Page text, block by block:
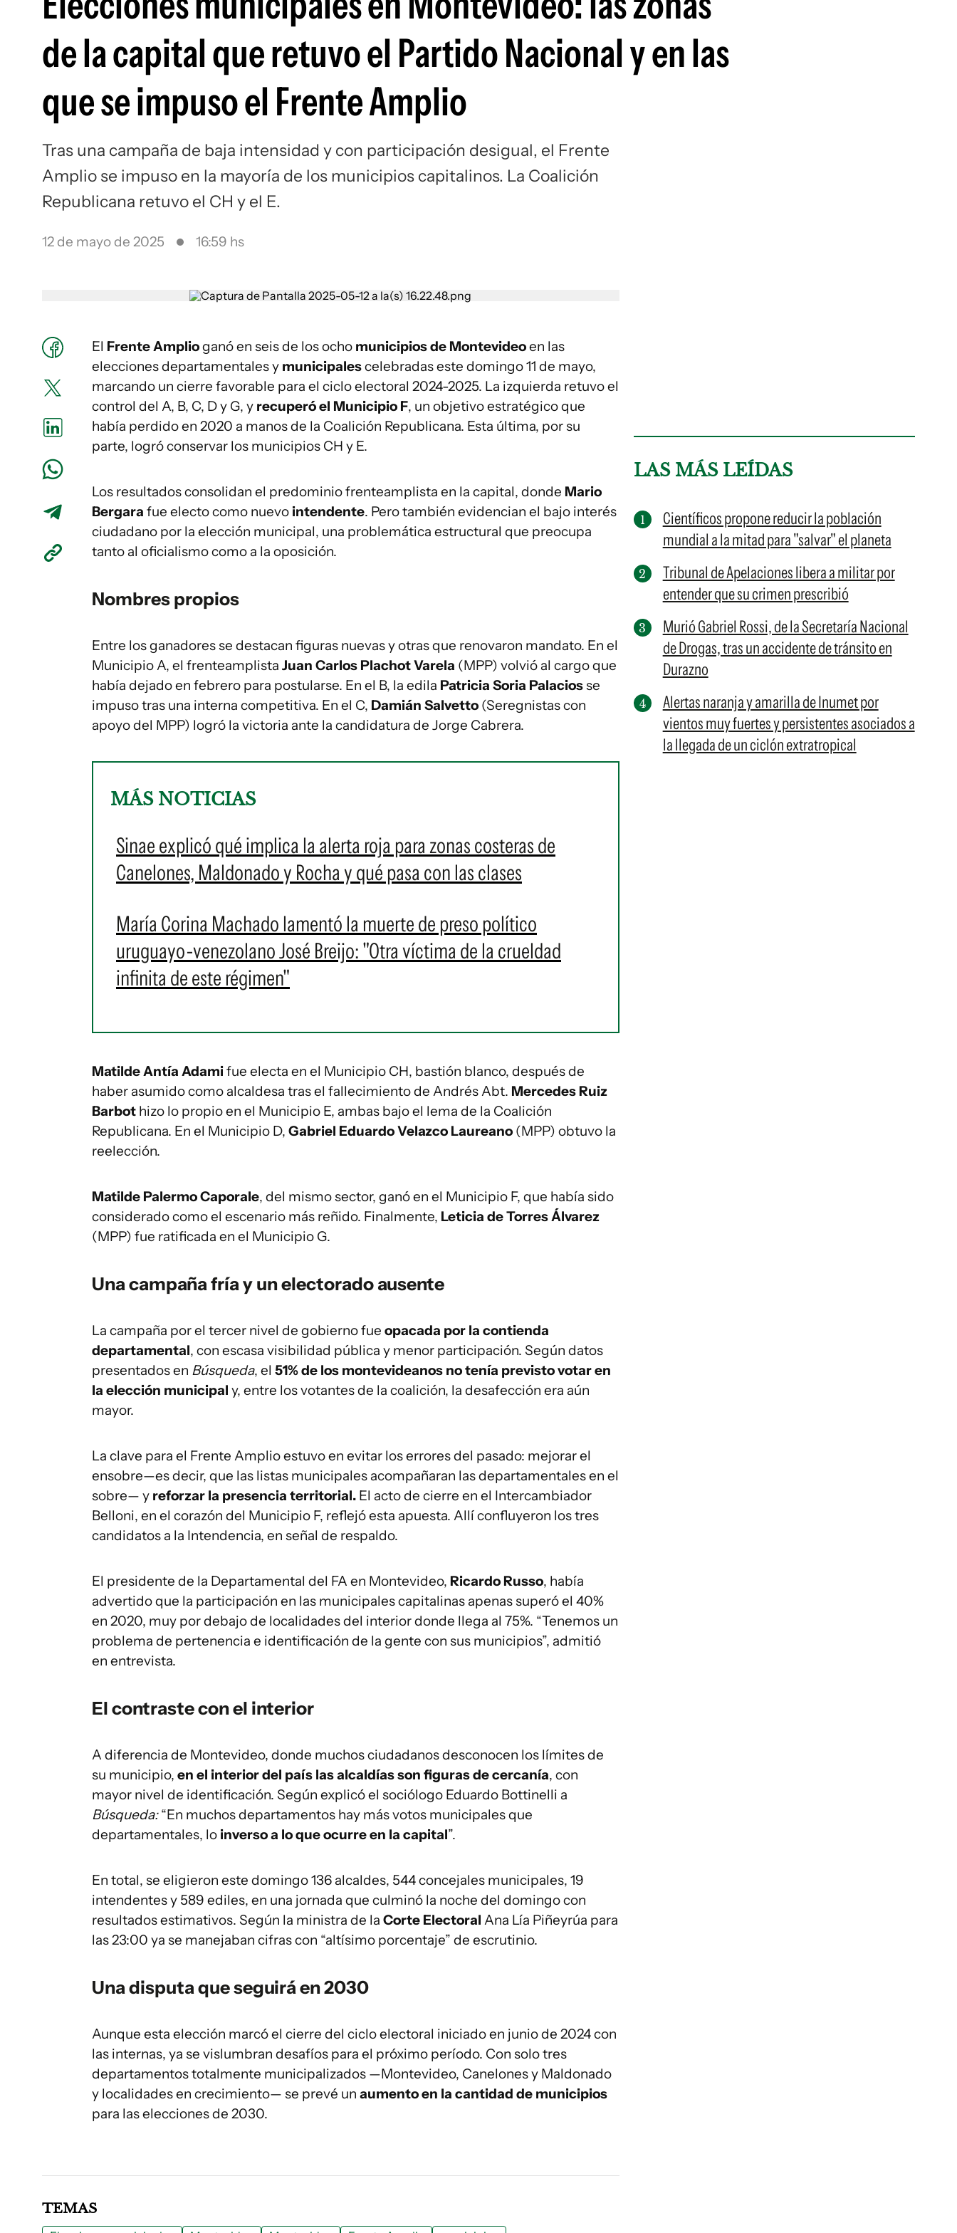
de la capital que retuvo el Partido Nacional y en las
que se impuso el Frente Amplio
Tras una campaña de baja intensidad y con participación desigual, el Frente
Amplio se impuso en la mayoría de los municipios capitalinos. La Coalición
Republicana retuvo el CH y el E.
12 de mayo de 2025 16:59 hs
El Frente Amplioganó en seis de los ocho municipios de Montevideoen las
elecciones departamentales y municipalescelebradas este domingo 11 de mayo,
marcando un cierre favorable para el ciclo electoral 2024-2025. La izquierda retuvo el
control del A, B, C, D y G, y recuperó el Municipio F, un objetivo estratégico que
había perdido en 2020 a manos de la Coalición Republicana. Esta última, por su
parte, logró conservar los municipios CH y E.
Los resultados consolidan el predominio frenteamplista en la capital, donde Mario
Bergara fue electo como nuevo intendente. Pero también evidencian el bajo interés
ciudadano por la elección municipal, una problemática estructural que preocupa
tanto al oficialismo como a la oposición.
Nombres propios
Entre los ganadores se destacan figuras nuevas y otras que renovaron mandato. En el
Municipio A, el frenteamplista Juan Carlos Plachot Varela (MPP) volvió al cargo que
había dejado en febrero para postularse. En el B, la edila Patricia Soria Palaciosse
impuso tras una interna competitiva. En el C, Damián Salvetto (Seregnistas con
apoyo del MPP) logró la victoria ante la candidatura de Jorge Cabrera.
MÁS NOTICIAS
Sinae explicó qué implica la alerta roja para zonas costeras de
Canelones, Maldonado y Rocha y qué pasa con las clases
María Corina Machado lamentó la muerte de preso político
uruguayo-venezolano José Breijo: "Otra víctima de la crueldad
infinita de este régimen"
Matilde Antía Adami fue electa en el Municipio CH, bastión blanco, después de
haber asumido como alcaldesa tras el fallecimiento de Andrés Abt. Mercedes Ruiz
Barbot hizo lo propio en el Municipio E, ambas bajo el lema de la Coalición
Republicana. En el Municipio D, Gabriel Eduardo Velazco Laureano (MPP) obtuvo la
reelección.
Matilde Palermo Caporale, del mismo sector, ganó en el Municipio F, que había sido
considerado como el escenario más reñido. Finalmente, Leticia de Torres Álvarez
(MPP) fue ratificada en el Municipio G.
Una campaña fría y un electorado ausente
La campaña por el tercer nivel de gobierno fue opacada por la contienda
departamental, con escasa visibilidad pública y menor participación. Según datos
presentados en Búsqueda, el 51% de los montevideanos no tenía previsto votar en
la elección municipal y, entre los votantes de la coalición, la desafección era aún
mayor.
La clave para el Frente Amplio estuvo en evitar los errores del pasado: mejorar el
ensobre—es decir, que las listas municipales acompañaran las departamentales en el
sobre— y reforzar la presencia territorial. El acto de cierre en el Intercambiador
Belloni, en el corazón del Municipio F, reflejó esta apuesta. Allí confluyeron los tres
candidatos a la Intendencia, en señal de respaldo.
El presidente de la Departamental del FA en Montevideo, Ricardo Russo, había
advertido que la participación en las municipales capitalinas apenas superó el 40%
en 2020, muy por debajo de localidades del interior donde llega al 75%. “Tenemos un
problema de pertenencia e identificación de la gente con sus municipios”, admitió
en entrevista.
El contraste con el interior
A diferencia de Montevideo, donde muchos ciudadanos desconocen los límites de
su municipio, en el interior del país las alcaldías son figuras de cercanía, con
mayor nivel de identificación. Según explicó el sociólogo Eduardo Bottinelli a
Búsqueda:“En muchos departamentos hay más votos municipales que
departamentales, lo inverso a lo que ocurre en la capital”.
En total, se eligieron este domingo 136 alcaldes, 544 concejales municipales, 19
intendentes y 589 ediles, en una jornada que culminó la noche del domingo con
resultados estimativos. Según la ministra de la Corte Electoral Ana Lía Piñeyrúa para
las 23:00 ya se manejaban cifras con “altísimo porcentaje” de escrutinio.
Una disputa que seguirá en 2030
Aunque esta elección marcó el cierre del ciclo electoral iniciado en junio de 2024 con
las internas, ya se vislumbran desafíos para el próximo período. Con solo tres
departamentos totalmente municipalizados —Montevideo, Canelones y Maldonado
y localidades en crecimiento— se prevé un aumento en la cantidad de municipios
para las elecciones de 2030.
LAS MÁS LEÍDAS
Científicos propone reducir la población
mundial a la mitad para "salvar" el planeta
Tribunal de Apelaciones libera a militar por
entender que su crimen prescribió
Murió Gabriel Rossi, de la Secretaría Nacional
de Drogas, tras un accidente de tránsito en
Durazno
Alertas naranja y amarilla de Inumet por
vientos muy fuertes y persistentes asociados a
la llegada de un ciclón extratropical
TEMAS